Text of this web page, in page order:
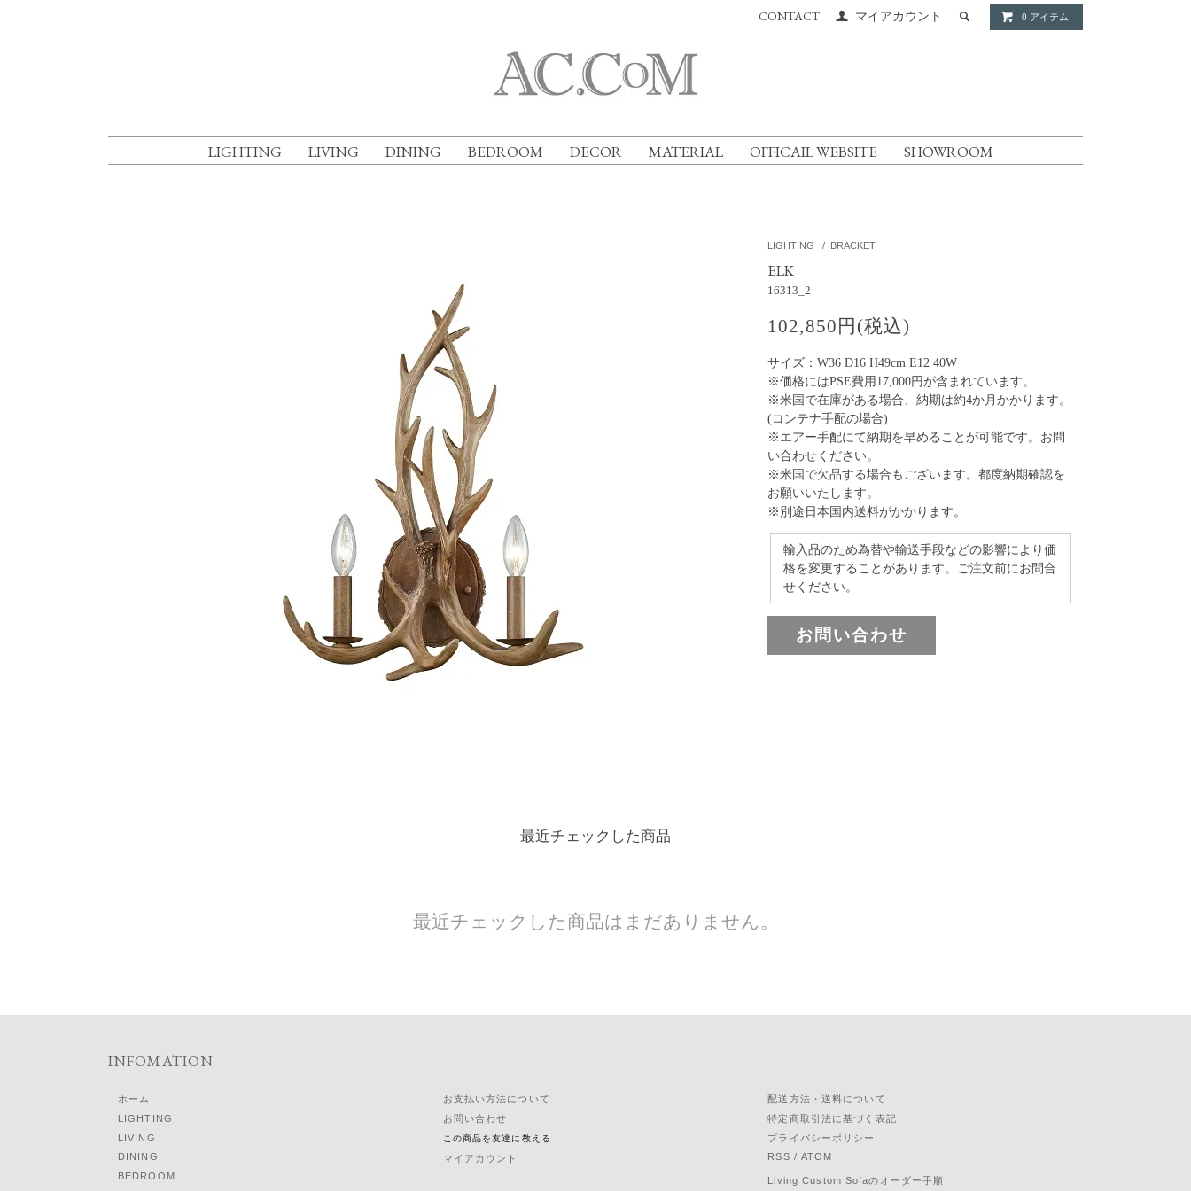
CONTACT マイアカウント 0 アイテム
LIGHTING LIVING DINING BEDROOM DECOR MATERIAL OFFICAIL WEBSITE SHOWROOM
LIGHTING / BRACKET
ELK
16313_2
102,850円(税込)
サイズ：W36 D16 H49cm E12 40W
※価格にはPSE費用17,000円が含まれています。
※米国で在庫がある場合、納期は約4か月かかります。
(コンテナ手配の場合)
※エアー手配にて納期を早めることが可能です。お問
い合わせください。
※米国で欠品する場合もございます。都度納期確認を
お願いいたします。
※別途日本国内送料がかかります。
輸入品のため為替や輸送手段などの影響により価
格を変更することがあります。ご注文前にお問合
せください。
お問い合わせ
最近チェックした商品
最近チェックした商品はまだありません。
INFOMATION
ホーム
LIGHTING
LIVING
DINING
BEDROOM
お支払い方法について
お問い合わせ
この商品を友達に教える
マイアカウント
配送方法・送料について
特定商取引法に基づく表記
プライバシーポリシー
RSS /ATOM
Living Custom Sofaのオーダー手順